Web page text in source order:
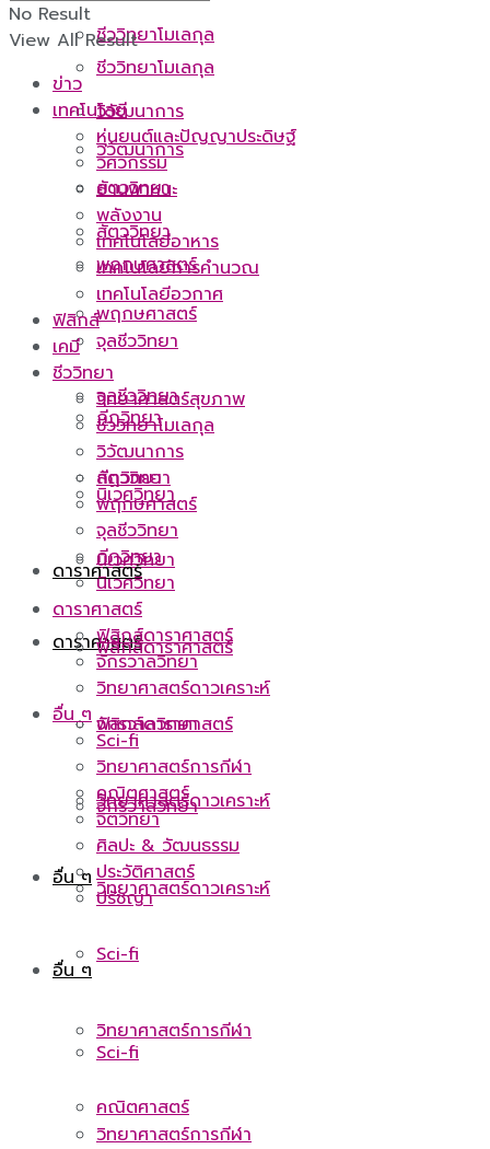
ชีววิทยาโมเลกุล
วิวัฒนาการ
สัตววิทยา
พฤกษศาสตร์
จุลชีววิทยา
กีฏวิทยา
นิเวศวิทยา
ดาราศาสตร์
ฟิสิกส์ดาราศาสตร์
จักรวาลวิทยา
วิทยาศาสตร์ดาวเคราะห์
อื่น ๆ
Sci-fi
วิทยาศาสตร์การกีฬา
ชีววิทยาโมเลกุล
วิวัฒนาการ
สัตววิทยา
พฤกษศาสตร์
จุลชีววิทยา
กีฏวิทยา
นิเวศวิทยา
ดาราศาสตร์
ฟิสิกส์ดาราศาสตร์
จักรวาลวิทยา
วิทยาศาสตร์ดาวเคราะห์
อื่น ๆ
Sci-fi
วิทยาศาสตร์การกีฬา
คณิตศาสตร์
No Result
View All Result
ข่าว
เทคโนโลยี
หุ่นยนต์และปัญญาประดิษฐ์
วิศวกรรม
ยานพาหนะ
พลังงาน
เทคโนโลยีอาหาร
เทคโนโลยีการคำนวณ
เทคโนโลยีอวกาศ
ฟิสิกส์
เคมี
ชีววิทยา
วิทยาศาสตร์สุขภาพ
ชีววิทยาโมเลกุล
วิวัฒนาการ
สัตววิทยา
พฤกษศาสตร์
จุลชีววิทยา
กีฏวิทยา
นิเวศวิทยา
ดาราศาสตร์
ฟิสิกส์ดาราศาสตร์
จักรวาลวิทยา
วิทยาศาสตร์ดาวเคราะห์
อื่น ๆ
Sci-fi
วิทยาศาสตร์การกีฬา
คณิตศาสตร์
จิตวิทยา
ศิลปะ & วัฒนธรรม
ประวัติศาสตร์
ปรัชญา